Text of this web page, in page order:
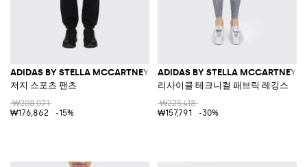
ADIDAS BY STELLA MCCARTNEY
저지 스포츠 팬츠
₩208,071
₩176,862
-15%
ADIDAS BY STELLA MCCARTNEY
리사이클 테크니컬 패브릭 레깅스
₩225,418
₩157,791
-30%